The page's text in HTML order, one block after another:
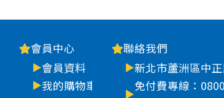
會員中心
會員資料
我的購物車
聯絡我們
新北市蘆洲區中
免付費專線：